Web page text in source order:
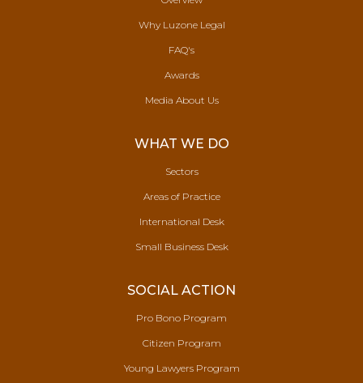
Why Luzone Legal
FAQ's
Awards
Media About Us
WHAT WE DO
Sectors
Areas of Practice
International Desk
Small Business Desk
SOCIAL ACTION
Pro Bono Program
Citizen Program
Young Lawyers Program